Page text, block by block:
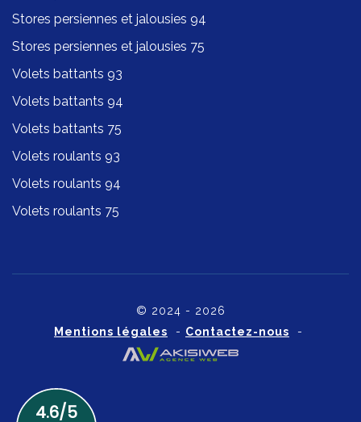
Stores persiennes et jalousies 94
Stores persiennes et jalousies 75
Volets battants 93
Volets battants 94
Volets battants 75
Volets roulants 93
Volets roulants 94
Volets roulants 75
© 2024 - 2026
Mentions légales - Contactez-nous -